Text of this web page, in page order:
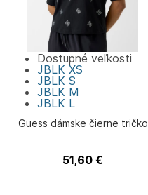
Guess dámske čierne tričko
51,60 €
Dostupné veľkosti
JBLK XS
JBLK S
JBLK M
JBLK L